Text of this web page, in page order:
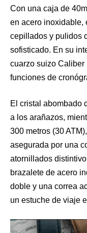
Con una caja de
en acero inoxidable,
cepillados y pulidos
sofisticado. En su
cuarzo suizo Caliber
funciones de
El cristal abombado
a los arañazos,
300 metros (30
asegurada por una
atornillados
brazalete de acero
doble y una correa
un estuche de viaje